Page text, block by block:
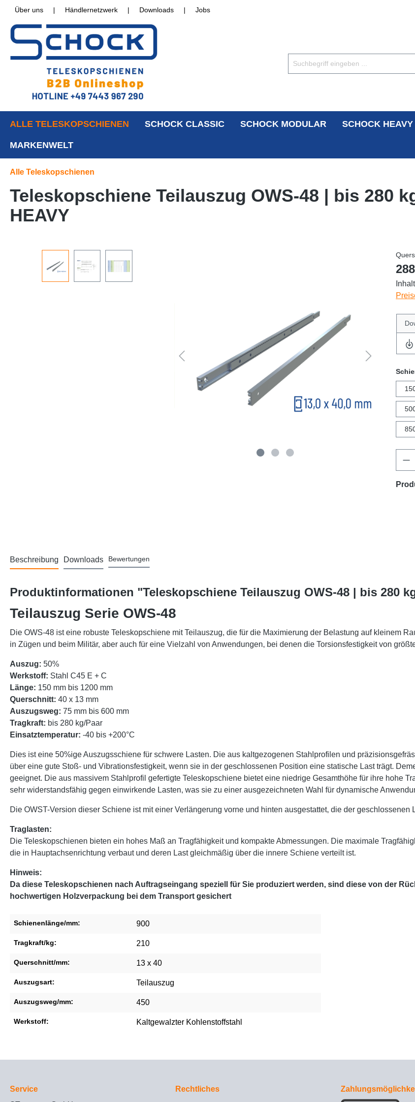
Über uns | Händlernetzwerk | Downloads | Jobs
ALLE TELESKOPSCHIENEN SCHOCK CLASSIC SCHOCK MODULAR SCHOCK HEAVY
MARKENWELT
Alle Teleskopschienen
Teleskopschiene Teilauszug OWS-48 | bis 280
HEAVY
Beschreibung Downloads Bewertungen
Produktinformationen "Teleskopschiene Teilauszug OWS-48 | bis 280
Teilauszug Serie OWS-48
Die OWS-48 ist eine robuste Teleskopschiene mit Teilauszug, die für die Maximierung der Belastung auf kleinem
in Zügen und beim Militär, aber auch für eine Vielzahl von Anwendungen, bei denen die Torsionsfestigkeit von
Auszug: 50%
Werkstoff: Stahl C45 E + C
Länge: 150 mm bis 1200 mm
Querschnitt: 40 x 13 mm
Auszugsweg: 75 mm bis 600 mm
Tragkraft: bis 280 kg/Paar
Einsatztemperatur: -40 bis +200°C
Dies ist eine 50%ige Auszugsschiene für schwere Lasten. Die aus kaltgezogenen Stahlprofilen und
über eine gute Stoß- und Vibrationsfestigkeit, wenn sie in der geschlossenen Position eine statische Last trägt.
geeignet. Die aus massivem Stahlprofil gefertigte Teleskopschiene bietet eine niedrige Gesamthöhe für ihre hohe
sehr widerstandsfähig gegen einwirkende Lasten, was sie zu einer ausgezeichneten Wahl für dynamische
Die OWST-Version dieser Schiene ist mit einer Verlängerung vorne und hinten ausgestattet, die der geschlossenen
Traglasten:
Die Teleskopschienen bieten ein hohes Maß an Tragfähigkeit und kompakte Abmessungen. Die maximale
die in Hauptachsenrichtung verbaut und deren Last gleichmäßig über die innere Schiene verteilt ist.
Hinweis:
Da diese Teleskopschienen nach Auftragseingang speziell für Sie produziert werden, sind diese von der
hochwertigen Holzverpackung bei dem Transport gesichert
Schienenlänge/mm: 900
Tragkraft/kg: 210
Querschnitt/mm: 13 x 40
Auszugsart: Teilauszug
Auszugsweg/mm: 450
Werkstoff: Kaltgewalzter Kohlenstoffstahl
Service
Rechtliches